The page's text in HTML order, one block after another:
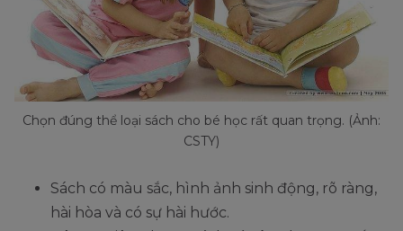
Chọn đúng thể loại sách cho bé học rất quan trọng. (Ảnh:
CSTY)
Sách có màu sắc, hình ảnh sinh động, rõ ràng,
hài hòa và có sự hài hước.